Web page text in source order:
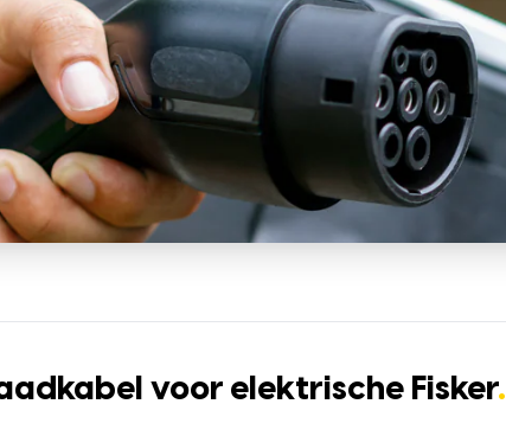
voor elektrische Fisker.